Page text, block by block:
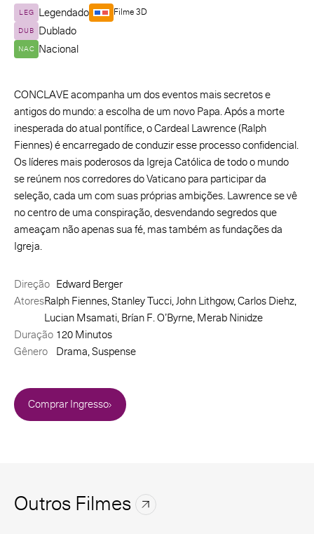
LEG Legendado
DUB Dublado
NAC Nacional
Filme 3D
CONCLAVE acompanha um dos eventos mais secretos e
antigos do mundo: a escolha de um novo Papa. Após a morte
inesperada do atual pontífice, o Cardeal Lawrence (Ralph
Fiennes) é encarregado de conduzir esse processo confidencial.
Os líderes mais poderosos da Igreja Católica de todo o mundo
se reúnem nos corredores do Vaticano para participar da
seleção, cada um com suas próprias ambições. Lawrence se vê
no centro de uma conspiração, desvendando segredos que
ameaçam não apenas sua fé, mas também as fundações da
Igreja.
Direção Edward Berger
AtoresRalph Fiennes, Stanley Tucci, John Lithgow, Carlos Diehz,
Lucian Msamati, Brían F. O’Byrne, Merab Ninidze
Duração 120 Minutos
Gênero
Drama, Suspense
Comprar Ingresso
Outros Filmes